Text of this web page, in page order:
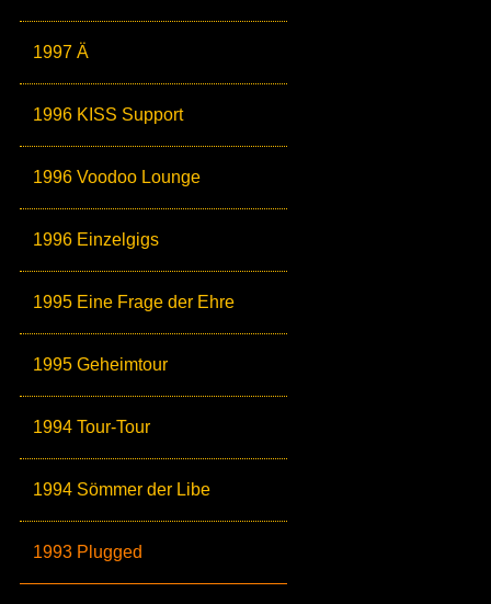
1997 Ä
1996 KISS Support
1996 Voodoo Lounge
1996 Einzelgigs
1995 Eine Frage der Ehre
1995 Geheimtour
1994 Tour-Tour
1994 Sömmer der Libe
1993 Plugged